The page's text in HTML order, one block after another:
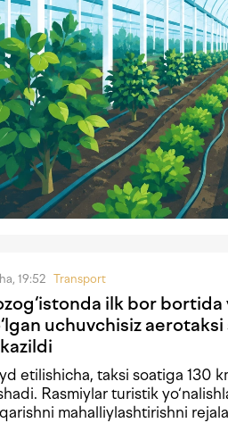
19:52 Transport
ilk bor bortida
uchuvchisiz
etilishicha, taksi soatiga 130
Rasmiylar turistik
mahalliylashtirishni